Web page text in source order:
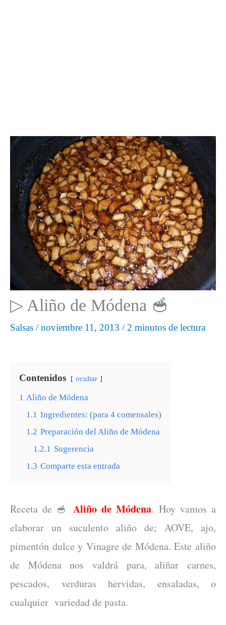
▷ Aliño de Módena 🥣
Salsas /noviembre 11, 2013 /2 minutos de lectura
Contenidos ocultar
1 Aliño de Módena
1.1 Ingredientes: (para 4 comensales)
1.2 Preparación del Aliño de Módena
1.2.1 Sugerencia
1.3 Comparte esta entrada
Receta de 🥣 Aliño de Módena. Hoy vamos a
elaborar un suculento aliño de; AOVE, ajo,
pimentón dulce y Vinagre de Módena. Este aliño
de Módena nos valdrá para, aliñar carnes,
pescados, verduras hervidas, ensaladas, o
cualquier variedad de pasta.